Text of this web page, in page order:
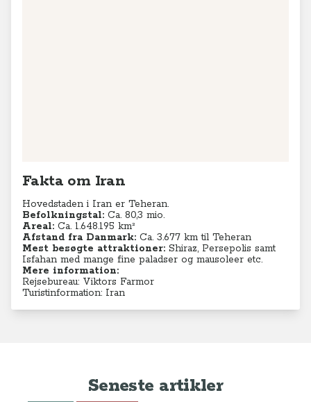
Fakta om Iran
Hovedstaden i Iran er Teheran.
Befolkningstal: Ca. 80,3 mio.
Areal: Ca. 1.648.195 km²
Afstand fra Danmark: Ca. 3.677 km til Teheran
Mest besøgte attraktioner: Shiraz, Persepolis samt
Isfahan med mange fine paladser og mausoleer etc.
Mere information:
Rejsebureau: Viktors Farmor
Turistinformation: Iran
Seneste artikler